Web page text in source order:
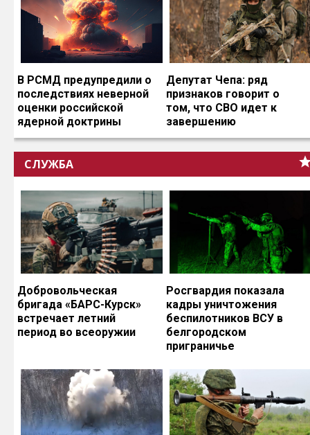
В РСМД предупредили о
последствиях неверной
оценки российской
ядерной доктрины
Депутат Чепа: ряд
признаков говорит о
том, что СВО идет к
завершению
СЛУЖБА
Добровольческая
бригада «БАРС-Курск»
встречает летний
период во всеоружии
Росгвардия показала
кадры уничтожения
беспилотников ВСУ в
белгородском
приграничье